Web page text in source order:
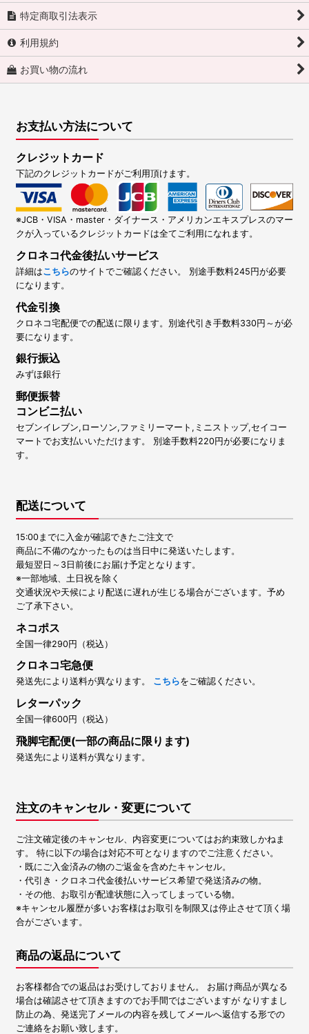
特定商取引法表示
利用規約
お買い物の流れ
お支払い方法について
クレジットカード
下記のクレジットカードがご利用頂けます。
※JCB・VISA・master・ダイナース・アメリカンエキスプレスのマー
クが入っているクレジットカードは全てご利用になれます。
クロネコ代金後払いサービス
詳細はこちらのサイトでご確認ください。 別途手数料245円が必要
になります。
代金引換
クロネコ宅配便での配送に限ります。別途代引き手数料330円～が必
要になります。
銀行振込
みずほ銀行
郵便振替
コンビニ払い
セブンイレブン,ローソン,ファミリーマート,ミニストップ,セイコー
マートでお支払いいただけます。 別途手数料220円が必要になりま
す。
配送について
15:00までに入金が確認できたご注文で
商品に不備のなかったものは当日中に発送いたします。
最短翌日～3日前後にお届け予定となります。
※一部地域、土日祝を除く
交通状況や天候により配送に遅れが生じる場合がございます。予め
ご了承下さい。
ネコポス
全国一律290円（税込）
クロネコ宅急便
発送先により送料が異なります。 こちらをご確認ください。
レターパック
全国一律600円（税込）
飛脚宅配便(一部の商品に限ります)
発送先により送料が異なります。
注文のキャンセル・変更について
ご注文確定後のキャンセル、内容変更についてはお約束致しかねま
す。 特に以下の場合は対応不可となりますのでご注意ください。
・既にご入金済みの物のご返金を含めたキャンセル。
・代引き・クロネコ代金後払いサービス希望で発送済みの物。
・その他、お取引が配達状態に入ってしまっている物。
※キャンセル履歴が多いお客様はお取引を制限又は停止させて頂く場
合がございます。
商品の返品について
お客様都合での返品はお受けしておりません。 お届け商品が異なる
場合は確認させて頂きますのでお手間ではございますが なりすまし
防止の為、発送完了メールの内容を残してメールへ返信する形での
ご連絡をお願い致します。